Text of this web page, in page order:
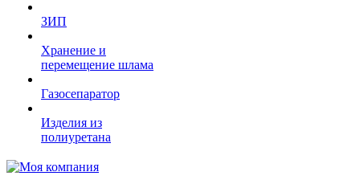
ЗИП
Хранение и
перемещение шлама
Газосепаратор
Изделия из
полиуретана